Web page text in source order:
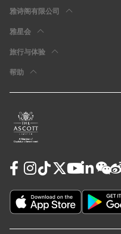
雅诗阁有限公司
雅星会
旅行与体验
帮助